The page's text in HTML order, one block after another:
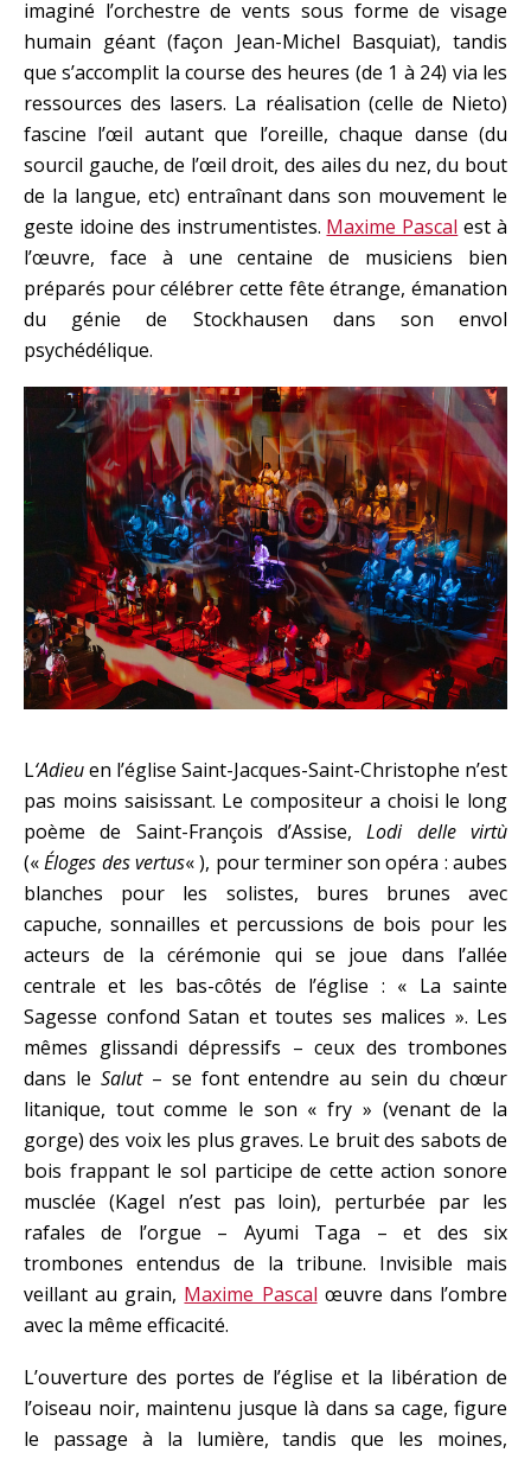
imaginé l’orchestre de vents sous forme de visage
humain géant (façon Jean-Michel Basquiat), tandis
que s’accomplit la course des heures (de 1 à 24) via les
ressources des lasers. La réalisation (celle de Nieto)
fascine l’œil autant que l’oreille, chaque danse (du
sourcil gauche, de l’œil droit, des ailes du nez, du bout
de la langue, etc) entraînant dans son mouvement le
geste idoine des instrumentistes. Maxime Pascal est à
l’œuvre, face à une centaine de musiciens bien
préparés pour célébrer cette fête étrange, émanation
du génie de Stockhausen dans son envol
psychédélique.
L‘Adieuen l’église Saint-Jacques-Saint-Christophe n’est
pas moins saisissant. Le compositeur a choisi le long
poème de Saint-François d’Assise,Lodi delle virtù
(«Éloges des vertus« ), pour terminer son opéra : aubes
blanches pour les solistes, bures brunes avec
capuche, sonnailles et percussions de bois pour les
acteurs de la cérémonie qui se joue dans l’allée
centrale et les bas-côtés de l’église : « La sainte
Sagesse confond Satan et toutes ses malices ». Les
mêmes glissandi dépressifs – ceux des trombones
dans le Salut– se font entendre au sein du chœur
litanique, tout comme le son « fry » (venant de la
gorge) des voix les plus graves. Le bruit des sabots de
bois frappant le sol participe de cette action sonore
musclée (Kagel n’est pas loin), perturbée par les
rafales de l’orgue – Ayumi Taga – et des six
trombones entendus de la tribune. Invisible mais
veillant au grain, Maxime Pascal œuvre dans l’ombre
avec la même efficacité.
L’ouverture des portes de l’église et la libération de
l’oiseau noir, maintenu jusque là dans sa cage, figure
le passage à la lumière, tandis que les moines,